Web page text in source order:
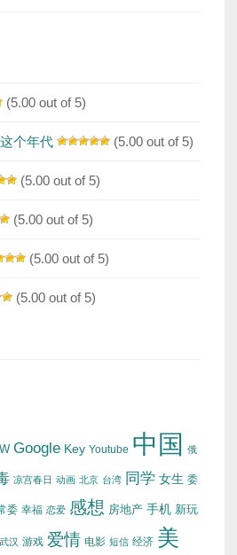
(5.00 out of 5)
个年代 (5.00 out of 5)
(5.00 out of 5)
(5.00 out of 5)
(5.00 out of 5)
(5.00 out of 5)
Google Key Youtube 中国 俄
凉宫春日 动画 北京 台湾 同学 女生 委
委 幸福 恋爱 感想 房地产 手机 新玩
武汉 游戏 爱情 电影 短信 经济 美